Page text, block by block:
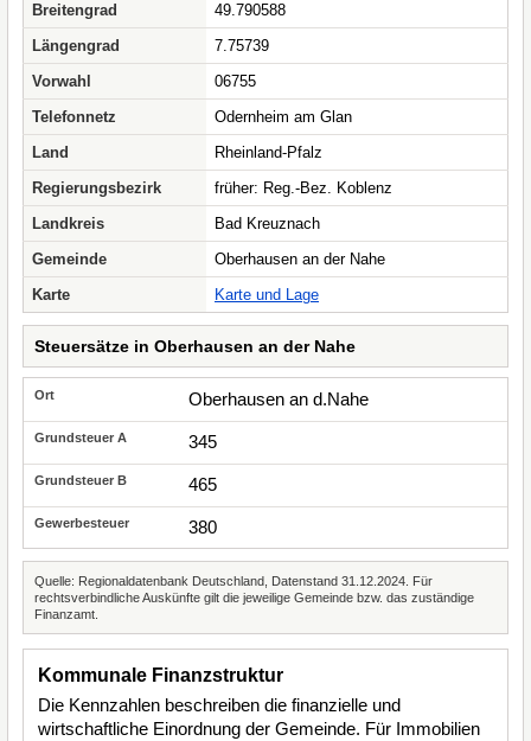
Breitengrad
49.790588
Längengrad
7.75739
Vorwahl
06755
Telefonnetz
Odernheim am Glan
Land
Rheinland-Pfalz
Regierungsbezirk
früher: Reg.-Bez. Koblenz
Landkreis
Bad Kreuznach
Gemeinde
Oberhausen an der Nahe
Karte
Karte und Lage
Steuersätze in Oberhausen an der Nahe
Oberhausen an d.Nahe
345
465
380
Quelle: Regionaldatenbank Deutschland, Datenstand 31.12.2024. Für
rechtsverbindliche Auskünfte gilt die jeweilige Gemeinde bzw. das zuständige
Finanzamt.
Kommunale Finanzstruktur
Die Kennzahlen beschreiben die finanzielle und
wirtschaftliche Einordnung der Gemeinde. Für Immobilien